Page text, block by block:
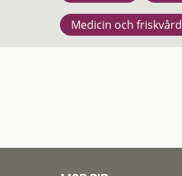
Medicin och friskvård